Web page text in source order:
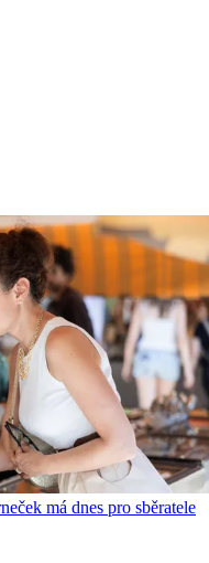
má dnes pro sběratele